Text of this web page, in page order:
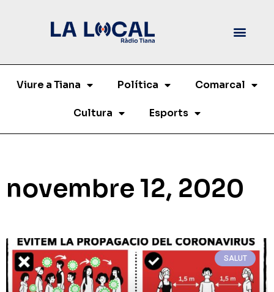
Viure a Tiana Política Comarcal
Cultura Esports
novembre 12, 2020
SALUT